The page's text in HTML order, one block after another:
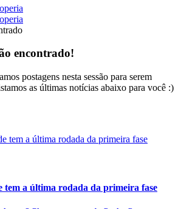
encontrado!
postagens nesta sessão para serem
as últimas notícias abaixo para você :)
tem a última rodada da primeira fase